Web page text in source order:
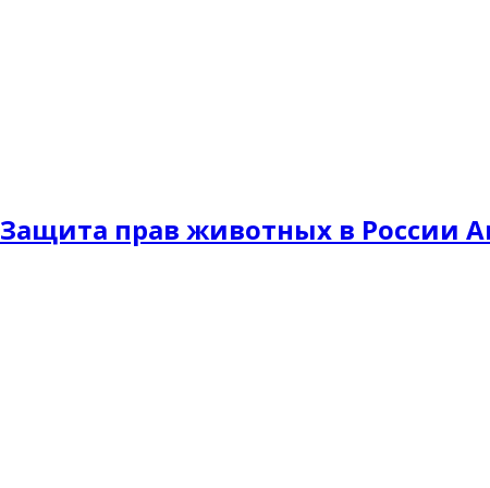
Защита прав животных в России